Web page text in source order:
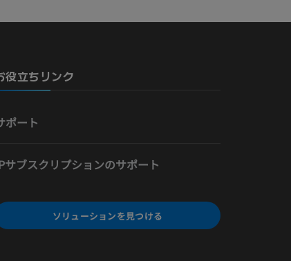
役立ちリンク
ポート
サブスクリプションのサポート
ソリューションを見つける